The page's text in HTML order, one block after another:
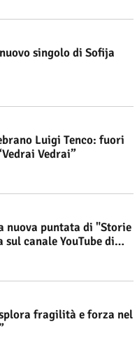
singolo di Sofija
Luigi Tenco: fuori
Vedrai”
nuova puntata di "Storie
canale YouTube di
fragilità e forza nel